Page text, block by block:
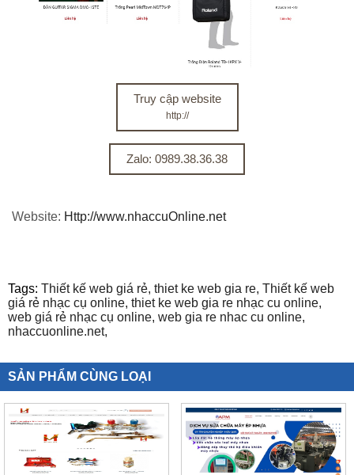
Truy cập website
http://
Zalo: 0989.38.36.38
Website: Http://www.nhaccuOnline.net
Tags: Thiết kế web giá rẻ, thiet ke web gia re, Thiết kế web
giá rẻ nhạc cụ online, thiet ke web gia re nhạc cu online,
web giá rẻ nhạc cụ online, web gia re nhac cu online,
nhaccuonline.net,
SẢN PHẨM CÙNG LOẠI